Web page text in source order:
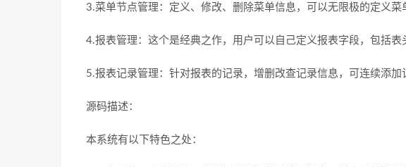
3.菜单节点管理：定义、修改、删除菜单信息，可以无限极的定义菜
4.报表管理：这个是经典之作，用户可以自己定义报表字段，包括
5.报表记录管理：针对报表的记录，增删改查记录信息，可连续添
源码描述：
本系统有以下特色之处：